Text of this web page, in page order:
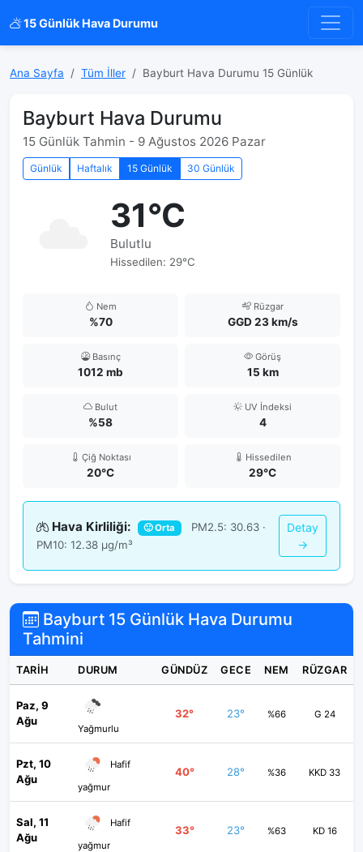
15 Günlük Hava Durumu
Ana Sayfa Tüm İller Bayburt Hava Durumu 15 Günlük
Bayburt Hava Durumu
15 Günlük Tahmin - 9 Ağustos 2026 Pazar
Günlük Haftalık 15 Günlük 30 Günlük
31°C
Bulutlu
Hissedilen: 29°C
Nem
%70
Rüzgar
GGD 23 km/s
Basınç
1012 mb
Görüş
15 km
Bulut
%58
UV İndeksi
4
Çiğ Noktası
20°C
Hissedilen
29°C
Hava Kirliliği: 🙂 Orta
PM2.5: 30.63 ·
PM10: 12.38 μg/m³
Detay
→
Bayburt 15 Günlük Hava Durumu
Tahmini
TARIH DURUM GÜNDÜZ GECE NEM RÜZGAR
Paz, 9
Ağu
Yağmurlu
32° 23° %66 G 24
Pzt, 10
Ağu
Hafif
yağmur
40° 28° %36 KKD 33
Sal, 11
Ağu
Hafif
yağmur
33° 23° %63 KD 16